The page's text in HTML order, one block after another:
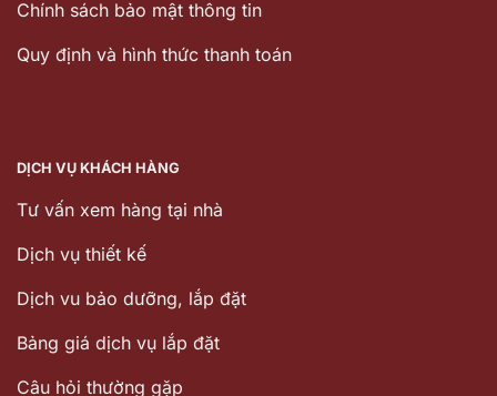
Chính sách bảo mật thông tin
Quy định và hình thức thanh toán
DỊCH VỤ KHÁCH HÀNG
Tư vấn xem hàng tại nhà
Dịch vụ thiết kế
Dịch vu bảo dưỡng, lắp đặt
Bảng giá dịch vụ lắp đặt
Câu hỏi thường gặp